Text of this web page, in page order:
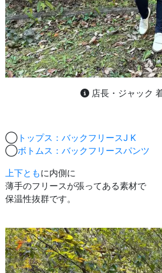
店長・ジャック
◯ トップス：バックフリースJ K
◯ボトムス：バックフリースパンツ
上下ともに内側に
薄手のフリースが張ってある素材で
保温性抜群です。